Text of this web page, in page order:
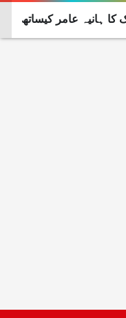
ہانیہ عامر کیساتھ